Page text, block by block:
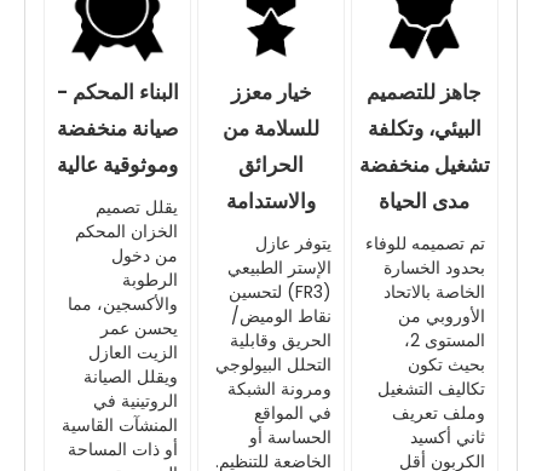
جاهز للتصميم
البيئي، وتكلفة
تشغيل منخفضة
مدى الحياة
تم تصميمه للوفاء
بحدود الخسارة
الخاصة بالاتحاد
الأوروبي من
المستوى 2،
بحيث تكون
تكاليف التشغيل
وملف تعريف
ثاني أكسيد
الكربون أقل
خيار معزز
للسلامة من
الحرائق
والاستدامة
يتوفر عازل
الإستر الطبيعي
(FR3) لتحسين
نقاط الوميض/
الحريق وقابلية
التحلل البيولوجي
ومرونة الشبكة
في المواقع
الحساسة أو
الخاضعة للتنظيم.
البناء المحكم -
صيانة منخفضة
وموثوقية عالية
يقلل تصميم
الخزان المحكم
من دخول
الرطوبة
والأكسجين، مما
يحسن عمر
الزيت العازل
ويقلل الصيانة
الروتينية في
المنشآت القاسية
أو ذات المساحة